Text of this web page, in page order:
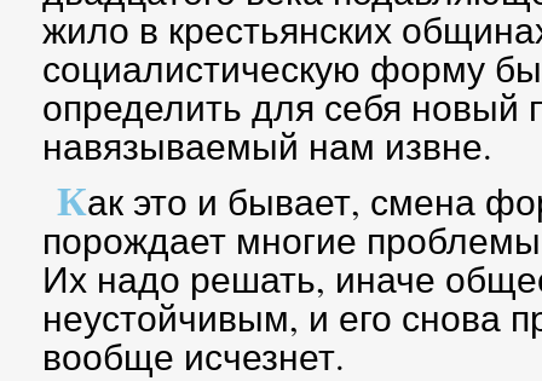
жило в крестьянских
социалистическую форму
определить для себя новый
навязываемый нам извне.
Как это и бывает, смена
порождает многие
Их надо решать, иначе
неустойчивым, и его снова
вообще исчезнет.